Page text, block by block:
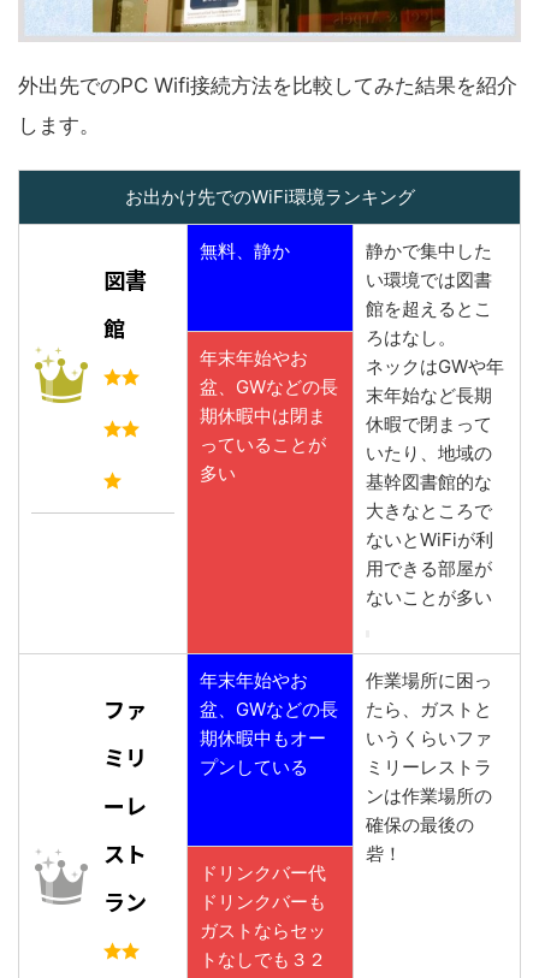
外出先でのPC Wifi接続方法を比較してみた結果を紹介
します。
お出かけ先でのWiFi環境ランキング
図書
館
無料、静か
静かで集中した
い環境では図書
館を超えるとこ
ろはなし。
ネックはGWや年
末年始など長期
休暇で閉まって
いたり、地域の
基幹図書館的な
大きなところで
ないとWiFiが利
用できる部屋が
ないことが多い
年末年始やお
盆、GWなどの長
期休暇中は閉ま
っていることが
多い
ファ
ミリ
ーレ
スト
ラン
年末年始やお
盆、GWなどの長
期休暇中もオー
プンしている
作業場所に困っ
たら、ガストと
いうくらいファ
ミリーレストラ
ンは作業場所の
確保の最後の
砦！
ドリンクバー代
ドリンクバーも
ガストならセッ
トなしでも３２